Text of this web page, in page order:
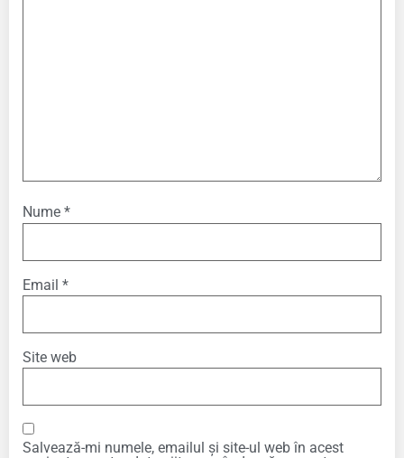
Nume *
Email *
Site web
Salvează-mi numele, emailul și site-ul web în acest